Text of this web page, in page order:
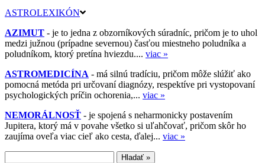
ASTROLEXIKÓN
AZIMUT - je to jedna z obzorníkových súradníc, pričom je to uhol
medzi južnou (prípadne severnou) časťou miestneho poludníka a
poludníkom, ktorý pretína hviezdu.... viac »
ASTROMEDICÍNA - má silnú tradíciu, pričom môže slúžiť ako
pomocná metóda pri určovaní diagnózy, respektíve pri vystopovaní
psychologických príčin ochorenia,... viac »
NEMORÁLNOSŤ - je spojená s neharmonicky postavením
Jupitera, ktorý má v povahe všetko si uľahčovať, pričom skôr ho
zaujíma oveľa viac cieľ ako cesta, ďalej... viac »